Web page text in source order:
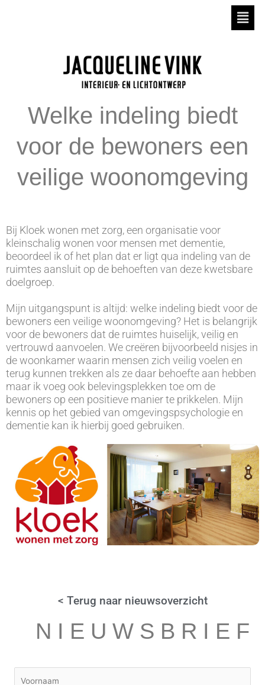
Welke indeling biedt
voor de bewoners een
veilige woonomgeving
Bij Kloek wonen met zorg, een organisatie voor
kleinschalig wonen voor mensen met dementie,
beoordeel ik of het plan dat er ligt qua indeling van de
ruimtes aansluit op de behoeften van deze kwetsbare
doelgroep.
Mijn uitgangspunt is altijd: welke indeling biedt voor de
bewoners een veilige woonomgeving? Het is belangrijk
voor de bewoners dat de ruimtes huiselijk, veilig en
vertrouwd aanvoelen. We creëren bijvoorbeeld nisjes in
de woonkamer waarin mensen zich veilig voelen en
terug kunnen trekken als ze daar behoefte aan hebben
maar ik voeg ook belevingsplekken toe om de
bewoners op een positieve manier te prikkelen. Mijn
kennis op het gebied van omgevingspsychologie en
dementie kan ik hierbij goed gebruiken.
< Terug naar nieuwsoverzicht
NIEUWSBRIEF